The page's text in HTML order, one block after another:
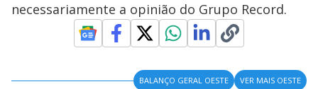
necessariamente a opinião do Grupo Record.
BALANÇO GERAL OESTE VER MAIS OESTE